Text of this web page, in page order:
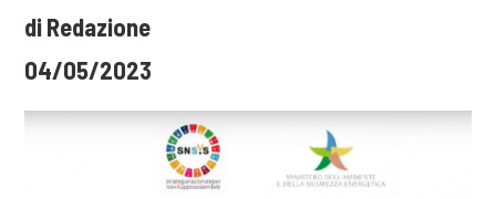
di Redazione
04/05/2023